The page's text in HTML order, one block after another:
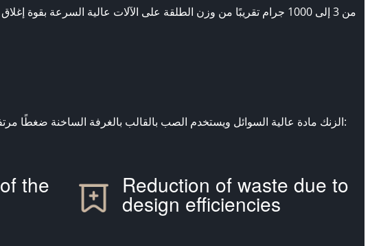
الزنك مادة عالية السوائل ويستخدم الصب بالقالب بالغرفة الساخنة ضغطًا مرتفعًا أثناء العملية. لذلك، السماح للمواد باختراق الميزات الصغيرة في الأداة. يوفر لك هذا مجموعة متنوعة من الفوائد بما في ذلك:
the Reduction of waste due to
design efficiencies